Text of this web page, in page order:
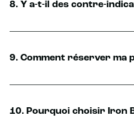
8. Y a-t-il des contre-
9. Comment réserver ma
10. Pourquoi choisir Iron